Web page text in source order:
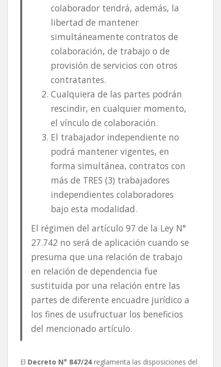
colaborador tendrá, además, la
libertad de mantener
simultáneamente contratos de
colaboración, de trabajo o de
provisión de servicios con otros
contratantes.
Cualquiera de las partes podrán
rescindir, en cualquier momento,
el vínculo de colaboración.
El trabajador independiente no
podrá mantener vigentes, en
forma simultánea, contratos con
más de TRES (3) trabajadores
independientes colaboradores
bajo esta modalidad.
El régimen del artículo 97 de la Ley N°
27.742 no será de aplicación cuando se
presuma que una relación de trabajo
en relación de dependencia fue
sustituida por una relación entre las
partes de diferente encuadre jurídico a
los fines de usufructuar los beneficios
del mencionado artículo.
El Decreto N° 847/24reglamenta las disposiciones del